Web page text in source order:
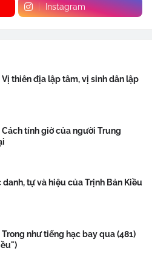
Instagram
Vị thiên địa lập tâm, vị sinh dân lập
Cách tính giờ của người Trung
danh, tự và hiệu của Trịnh Bản Kiều
Trong như tiếng hạc bay qua (481)